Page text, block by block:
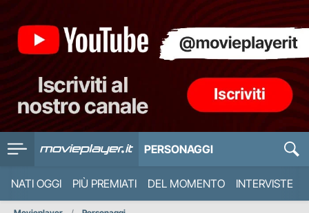
PERSONAGGI
NATI OGGI PIÙ PREMIATI DEL MOMENTO INTERVISTE